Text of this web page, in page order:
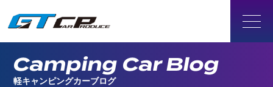
Camping Car Blog
軽キャンピングカーブログ